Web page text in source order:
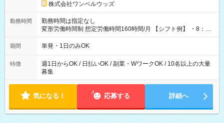
株式会社ワンベルウッズ
勤務時間
勤務時間は指定なし
変形労働時間制 想定労働時間160時間/月 【シフト例】 ・8：00
～21：00
期間 単発・1日のみOK
特徴
週1日からOK / 日払いOK / 副業・WワークOK / 10名以上の大量
募集
気になる！ 応募する 詳細へ